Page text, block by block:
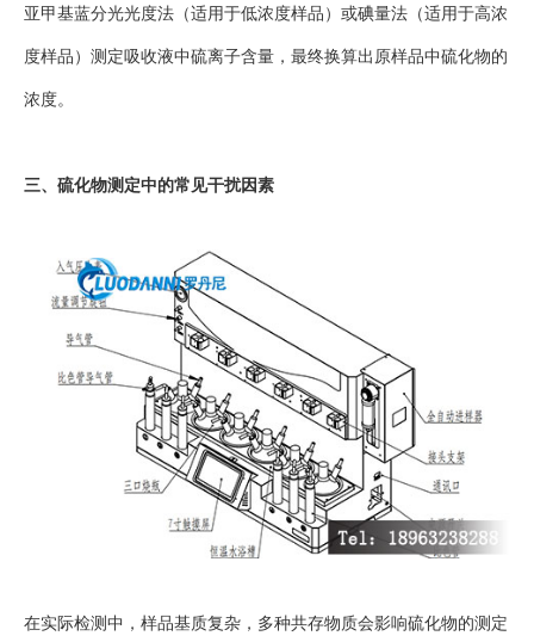
亚甲基蓝分光光度法（适用于低浓度样品）或碘量法（适用于高浓
度样品）测定吸收液中硫离子含量，最终换算出原样品中硫化物的
浓度。
三、硫化物测定中的常见干扰因素
在实际检测中，样品基质复杂，多种共存物质会影响硫化物的测定